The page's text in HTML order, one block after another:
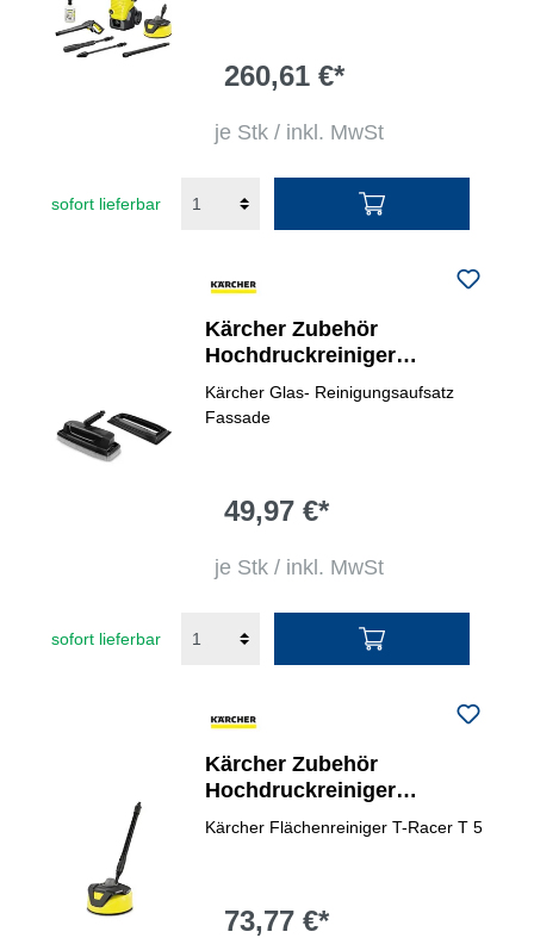
260,61 €*
je Stk / inkl. MwSt
sofort lieferbar
Kärcher Zubehör
Hochdruckreiniger
Reinigunsaufsatz
Fassaden, Glasflächen
Kärcher Glas- Reinigungsaufsatz
Fassade
49,97 €*
je Stk / inkl. MwSt
sofort lieferbar
Kärcher Zubehör
Hochdruckreiniger
Flächenreiniger T 5 T-Racer
Kärcher Flächenreiniger T-Racer T 5
73,77 €*